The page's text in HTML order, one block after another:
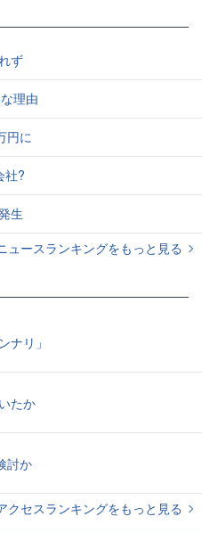
ず
理由
円に
社?
生
ュースランキングをもっと見る
ナリ」
たか
討か
クセスランキングをもっと見る